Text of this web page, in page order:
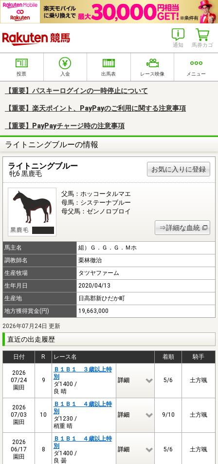
馬券カゴ
通知
投票 入金 出馬表 レース映像 メニュー
【重要】パスキーログインの一時停止について
【重要】楽天ポイント、PayPayのご利用に関する注意事項
【重要】PayPayチャージ時の注意事項
ライトニングブルーの情報
ライトニングブルー
牝6 黒鹿毛
お気に入りに登録
父馬：ホッコータルマエ
母馬：システーナブルー
母父馬：ゼンノロブロイ
⇒詳細な血統
馬主名
組）Ｇ．Ｇ．Ｇ．Ｍホ
調教師名
栗林徹治
生産牧場
タツヤファーム
生年月日
2020/04/13
生産地
日高郡新ひだか町
地方獲得賞金(円)
19,663,000
2026年07月24日 更新
直近の出走履歴
日付 R レース名 着順 騎手
2026
07/24
園田
9
Ｂ１Ｂ１ ３歳以上特
別
ダ1400 /
良 晴
詳細 5/6 土方颯
2026
07/03
園田
10
Ｂ１Ｂ１ ４歳以上特
別
ダ1230 /
稍重 晴
詳細 9/10 土方颯
2026
06/17
園田
8
Ｂ１Ｂ１ ４歳以上特
別
ダ1400 /
良 曇
詳細 5/6 土方颯